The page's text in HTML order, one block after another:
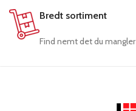
Bredt sortiment
Find nemt det du mangler